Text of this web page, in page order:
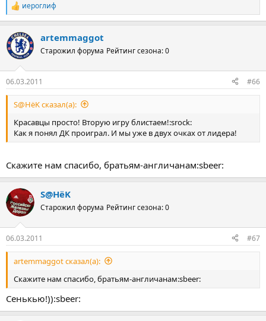
Р
е
к
ц
и
иероглиф
artemmaggot
Старожил форума Рейтинг сезона: 0
06.03.2011 #66
S@HёK сказал(а):
Красавцы просто! Вторую игру блистаем!:srock:
Как я понял ДК проиграл. И мы уже в двух очках от лидера!
Скажите нам спасибо, братьям-англичанам:sbeer:
S@HёK
Старожил форума Рейтинг сезона: 0
06.03.2011 #67
artemmaggot сказал(а):
Скажите нам спасибо, братьям-англичанам:sbeer:
Сенькью!)):sbeer: